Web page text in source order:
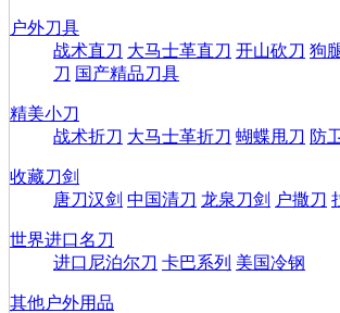
户外刀具
战术直刀 大马士革直刀 开山砍刀 狗
刀 国产精品刀具
精美小刀
战术折刀 大马士革折刀 蝴蝶甩刀 防
收藏刀剑
唐刀汉剑 中国清刀 龙泉刀剑 户撒刀
世界进口名刀
进口尼泊尔刀 卡巴系列 美国冷钢
其他户外用品